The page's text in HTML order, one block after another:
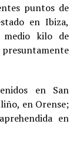
puntos de
en Ibiza,
medio kilo de
en San
en Orense;
en